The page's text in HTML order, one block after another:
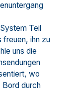
Teil
freuen, ihn zu
uns die
wo
Bord durch